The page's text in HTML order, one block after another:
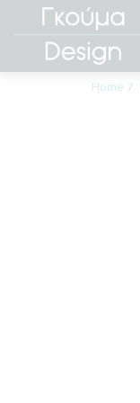
Home